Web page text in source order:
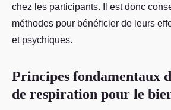
chez les participants. Il est donc
méthodes pour bénéficier de leurs
et psychiques.
Principes fondamentaux
de respiration pour le